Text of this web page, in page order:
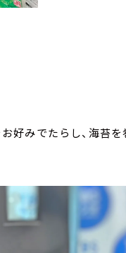
好みでたらし、海苔を